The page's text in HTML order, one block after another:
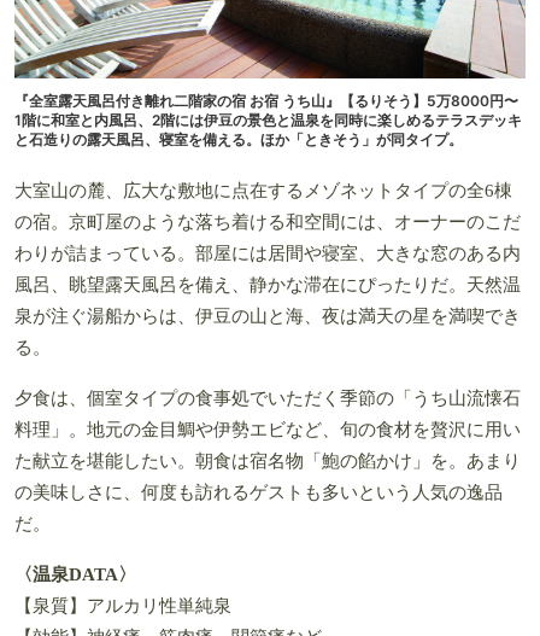
『全室露天風呂付き離れ二階家の宿 お宿 うち山』【るりそう】5万8000円〜
1階に和室と内風呂、2階には伊豆の景色と温泉を同時に楽しめるテラスデッキ
と石造りの露天風呂、寝室を備える。ほか「ときそう」が同タイプ。
大室山の麓、広大な敷地に点在するメゾネットタイプの全6棟
の宿。京町屋のような落ち着ける和空間には、オーナーのこだ
わりが詰まっている。部屋には居間や寝室、大きな窓のある内
風呂、眺望露天風呂を備え、静かな滞在にぴったりだ。天然温
泉が注ぐ湯船からは、伊豆の山と海、夜は満天の星を満喫でき
る。
夕食は、個室タイプの食事処でいただく季節の「うち山流懐石
料理」。地元の金目鯛や伊勢エビなど、旬の食材を贅沢に用い
た献立を堪能したい。朝食は宿名物「鮑の餡かけ」を。あまり
の美味しさに、何度も訪れるゲストも多いという人気の逸品
だ。
〈温泉DATA〉
【泉質】アルカリ性単純泉